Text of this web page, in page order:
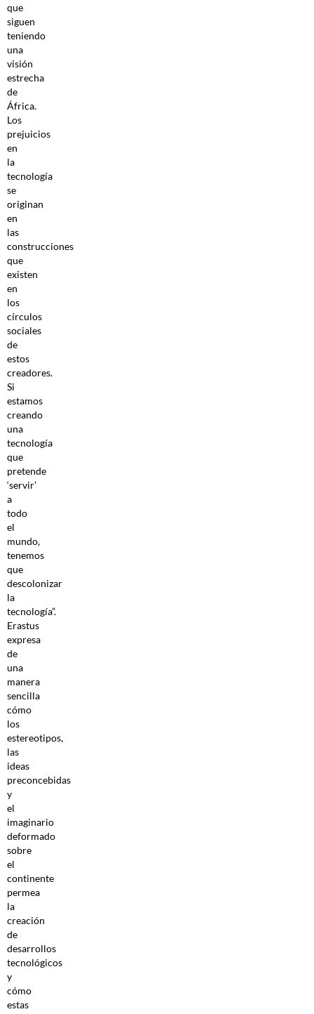
que
siguen
teniendo
una
visión
estrecha
de
África.
Los
prejuicios
en
la
tecnología
se
originan
en
las
construcciones
que
existen
en
los
círculos
sociales
de
estos
creadores.
Si
estamos
creando
una
tecnología
que
pretende
‘servir’
a
todo
el
mundo,
tenemos
que
descolonizar
la
tecnología”.
Erastus
expresa
de
una
manera
sencilla
cómo
los
estereotipos,
las
ideas
preconcebidas
y
el
imaginario
deformado
sobre
el
continente
permea
la
creación
de
desarrollos
tecnológicos
y
cómo
estas